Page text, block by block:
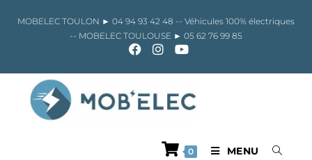
MOBELEC TOULON ► 04 94 93 42 48 -- Véhicules 100% électriques
-- MOBELEC TOULOUSE ► 05 62 76 99 85
0 MENU